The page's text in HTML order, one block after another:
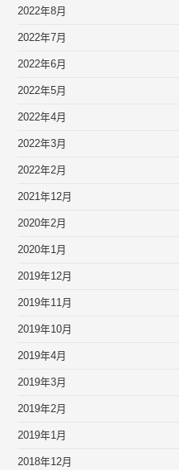
2022年8月
2022年7月
2022年6月
2022年5月
2022年4月
2022年3月
2022年2月
2021年12月
2020年2月
2020年1月
2019年12月
2019年11月
2019年10月
2019年4月
2019年3月
2019年2月
2019年1月
2018年12月